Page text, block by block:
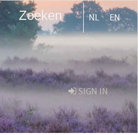
Zoeken NL EN
SIGN IN